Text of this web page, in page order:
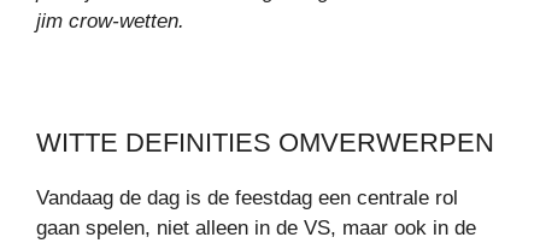
jim crow-wetten.
WITTE DEFINITIES OMVERWERPEN
Vandaag de dag is de feestdag een centrale rol
gaan spelen, niet alleen in de VS, maar ook in de